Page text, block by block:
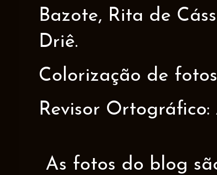
Bazote, Rita de
Driê.
Colorização de
Revisor Ortográfico:
As fotos do blog